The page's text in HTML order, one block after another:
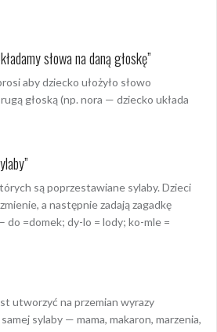
słowa na daną głoskę”
aby dziecko ułożyło słowo
głoską (np. nora — dziecko układa
są poprzestawiane sylaby. Dzieci
a następnie zadają zagadkę
do =domek; dy-lo = lody; ko-mle =
utworzyć na przemian wyrazy
sylaby — mama, makaron, marzenia,